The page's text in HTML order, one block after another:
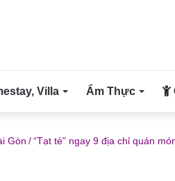
Villa Ẩm Thực
Gòn /“Tạt té” ngay 9 địa chỉ quán